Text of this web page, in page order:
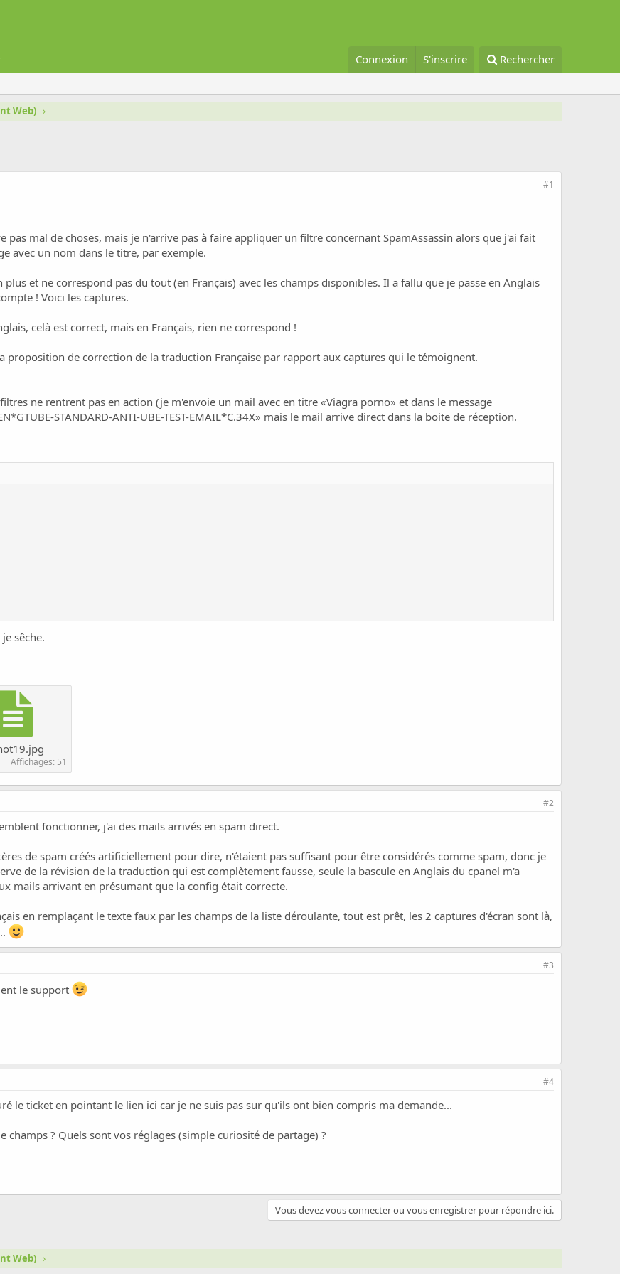
Connexion S'inscrire Rechercher
Web)
#1
pas mal de choses, mais je n'arrive pas à faire appliquer un filtre concernant SpamAssassin alors que j'ai fait
avec un nom dans le titre, par exemple.
plus et ne correspond pas du tout (en Français) avec les champs disponibles. Il a fallu que je passe en Anglais
! Voici les captures.
celà est correct, mais en Français, rien ne correspond !
proposition de correction de la traduction Française par rapport aux captures qui le témoignent.
ne rentrent pas en action (je m'envoie un mail avec en titre «Viagra porno» et dans le message
STANDARD-ANTI-UBE-TEST-EMAIL*C.34X» mais le mail arrive direct dans la boite de réception.
sêche.
Affichages: 51
#2
fonctionner, j'ai des mails arrivés en spam direct.
de spam créés artificiellement pour dire, n'étaient pas suffisant pour être considérés comme spam, donc je
de la révision de la traduction qui est complètement fausse, seule la bascule en Anglais du cpanel m'a
mails arrivant en présumant que la config était correcte.
en remplaçant le texte faux par les champs de la liste déroulante, tout est prêt, les 2 captures d'écran sont là,
#3
le support
#4
le ticket en pointant le lien ici car je ne suis pas sur qu'ils ont bien compris ma demande...
champs ? Quels sont vos réglages (simple curiosité de partage) ?
Vous devez vous connecter ou vous enregistrer pour répondre ici.
Web)